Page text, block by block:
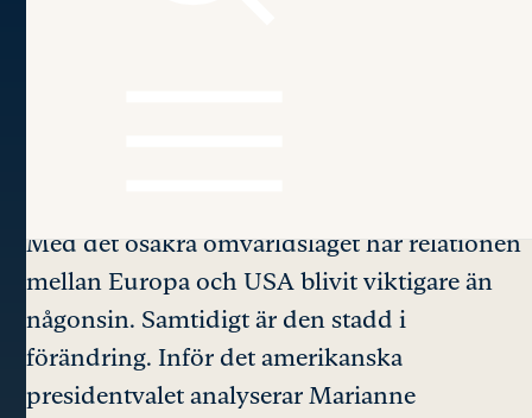
Med det osäkra omvärldsläget har relationen
mellan Europa och USA blivit viktigare än
någonsin. Samtidigt är den stadd i
förändring. Inför det amerikanska
presidentvalet analyserar Marianne